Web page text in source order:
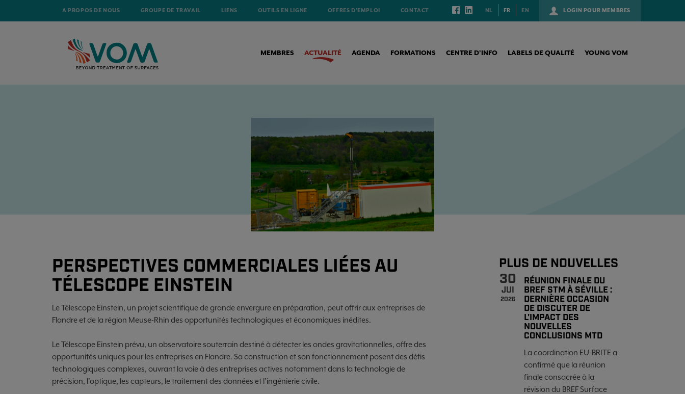
A PROPOS DE NOUS GROUPE DE TRAVAIL LIENS OUTILS EN LIGNE OFFRES D'EMPLOI CONTACT LOGIN POUR MEMBRES
NL FR EN
MEMBRES ACTUALITÉ AGENDA FORMATIONS CENTRE D’INFO LABELS DE QUALITÉ YOUNG VOM
ACCUEIL ACTUALITÉ PERSPECTIVES COMMERCIALES LIÉES AU TÉLESCOPE EINSTEIN
PERSPECTIVES COMMERCIALES LIÉES AU
TÉLESCOPE EINSTEIN
Le Télescope Einstein, un projet scientifique de grande envergure en préparation, peut offrir aux entreprises de
Flandre et de la région Meuse-Rhin des opportunités technologiques et économiques inédites.
Le Télescope Einstein prévu, un observatoire souterrain destiné à détecter les ondes gravitationnelles, offre des
opportunités uniques pour les entreprises en Flandre. Sa construction et son fonctionnement posent des défis
technologiques complexes, ouvrant la voie à des entreprises actives notamment dans la technologie de
précision, l’optique, les capteurs, le traitement des données et l’ingénierie civile.
PLUS DE NOUVELLES
30
JUI
2026
RÉUNION FINALE DU
BREF STM À SÉVILLE :
DERNIÈRE OCCASION
DE DISCUTER DE
L'IMPACT DES
NOUVELLES
CONCLUSIONS MTD
La coordination EU-BRITE a
confirmé que la réunion
finale consacrée à la
révision du BREF Surface